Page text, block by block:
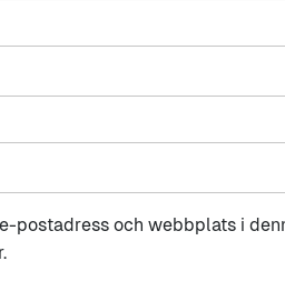
postadress och webbplats i